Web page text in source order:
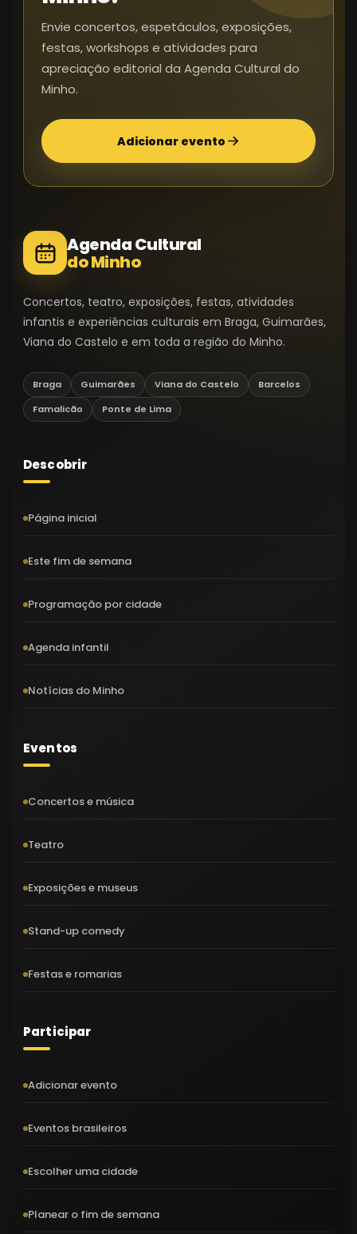
Envie concertos, espetáculos, exposições,
festas, workshops e atividades para
apreciação editorial da Agenda Cultural do
Minho.
Adicionar evento
Agenda Cultural
do Minho
Concertos, teatro, exposições, festas, atividades
infantis e experiências culturais em Braga, Guimarães,
Viana do Castelo e em toda a região do Minho.
Braga Guimarães Viana do Castelo
Barcelos
Famalicão
Ponte de Lima
Descobrir
Página inicial
Este fim de semana
Programação por cidade
Agenda infantil
Notícias do Minho
Eventos
Concertos e música
Teatro
Exposições e museus
Stand-up comedy
Festas e romarias
Participar
Adicionar evento
Eventos brasileiros
Escolher uma cidade
Planear o fim de semana